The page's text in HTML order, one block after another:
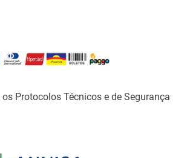
Protocolos Técnicos e de Segurança